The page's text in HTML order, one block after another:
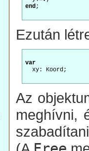
end;
Ezután
var
  xy: Koord;
Az
meghívni,